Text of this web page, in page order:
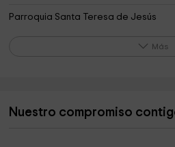
Parroquia Santa Teresa de Jesús
Ayuntamiento de Malagón
Más
Nuestro compromiso